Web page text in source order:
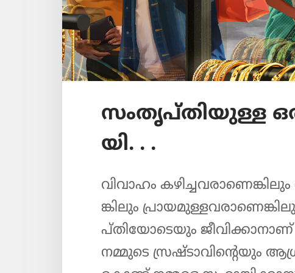
സംതൃ​പ്‌തി​യുള്ള
യി. . .
വിവാഹം
ങ്കി​ലും
പ്‌തി​യോ​ടെ​യും ജീവി​ക്കാ​നാണ്‌
നമ്മുടെ